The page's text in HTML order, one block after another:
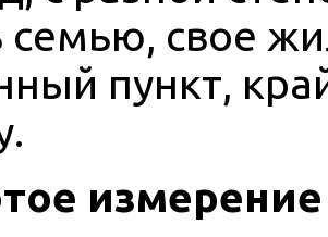
семью, свое
пункт,
измерение